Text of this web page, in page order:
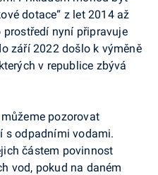
dotace“ z let 2014 až
nyní připravuje
září 2022 došlo k výměně
v republice zbývá
pozorovat
s odpadními vodami.
částem povinnost
vod, pokud na daném